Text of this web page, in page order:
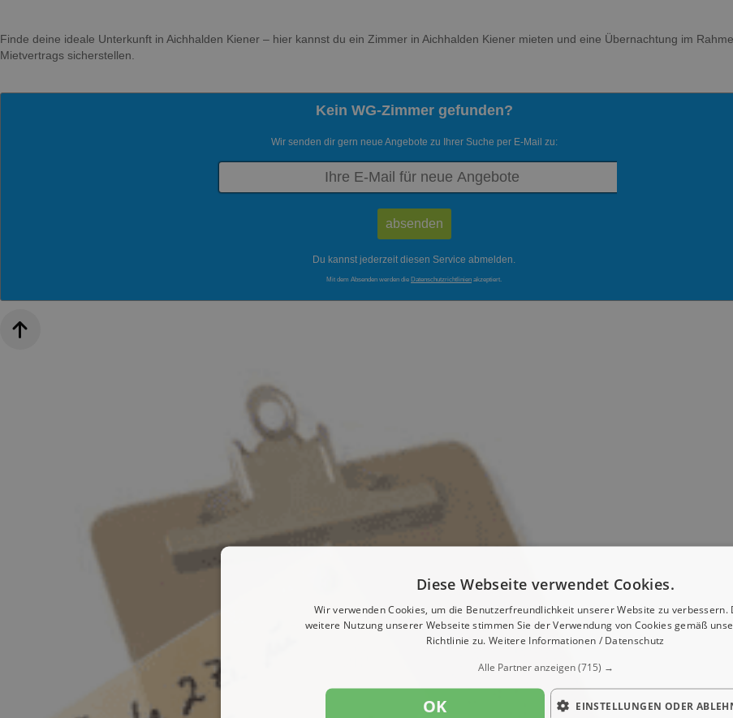
Finde deine ideale Unterkunft in Aichhalden Kiener – hier kannst du ein Zimmer in Aichhalden Kiener mieten und eine Übernachtung im
Mietvertrags sicherstellen.
Kein WG-Zimmer gefunden?
Wir senden dir gern neue Angebote zu Ihrer Suche per E-Mail zu:
Du kannst jederzeit diesen Service abmelden.
Mit dem Absenden werden die Datenschutzrichtlinien akzeptiert.
Diese Webseite verwendet Cookies.
Wir verwenden Cookies, um die Benutzerfreundlichkeit unserer Website zu verbessern.
weitere Nutzung unserer Webseite stimmen Sie der Verwendung von Cookies gemäß
Richtlinie zu. Weitere Informationen / Datenschutz
Alle Partner anzeigen(715) →
OK EINSTELLUNGEN ODER